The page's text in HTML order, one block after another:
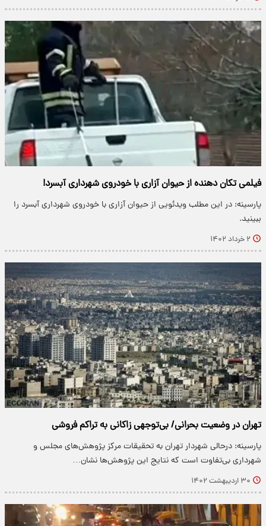
فیلمی تکان دهنده از حیوان آزاری با خودروی شهرداری آبسرد!
پارسینه: در این مطلب ویدئویی از حیوان آزاری با خودروی شهرداری آبسرد را
ببینید.
۲ خرداد ۱۴۰۲
تهران در وضعیت بحرانی/ بی‌توجهی زاکانی به تراکم فروشی
پارسینه: درحالی شهردار تهران به تحقیقات مرکز پژوهش‌های مجلس و
شهرداری بی‌تفاوت است که نتایج این پژوهش‌ها نشان…
۳۰ اردیبهشت ۱۴۰۲